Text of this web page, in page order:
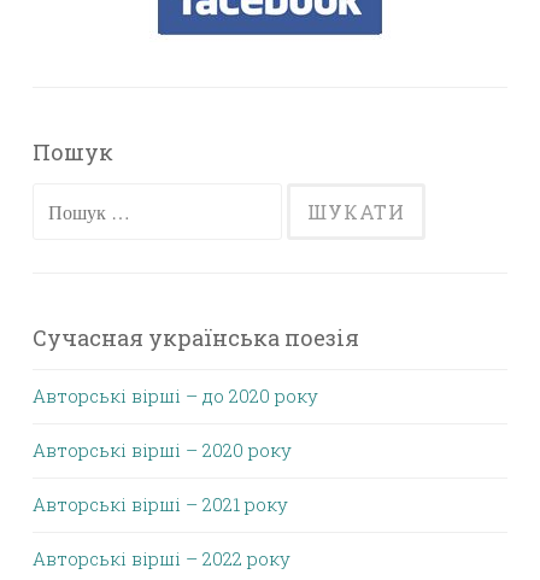
Пошук
Пошук:
Сучасная українська поезія
Авторські вірші – до 2020 року
Авторські вірші – 2020 року
Авторські вірші – 2021 року
Авторські вірші – 2022 року